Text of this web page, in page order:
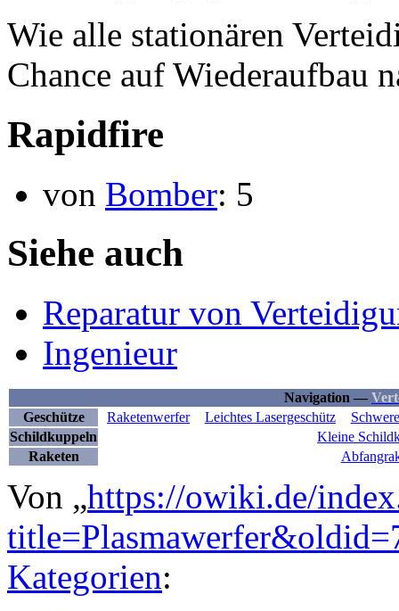
Wie alle stationären
Chance auf Wiederaufbau
Rapidfire
von Bomber: 5
Siehe auch
Reparatur von
Ingenieur
Navigation —
Geschütze
Raketenwerfer Leichtes Lasergeschütz
Schildkuppeln
Kleine
Raketen
Von „https://owiki.de/
Kategorien: